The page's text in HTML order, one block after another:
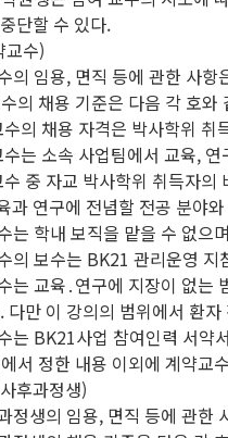
단할 수 있다.
교수)
임용, 면직 등에 관한 사항
의 채용 기준은 다음 각 호와
의 채용 자격은 박사학위
는 소속 사업팀에서 교육,
중 자교 박사학위 취득자
과 연구에 전념할 전공 분야
학내 보직을 맡을 수 없으
보수는 BK21 관리운영 지
교육․연구에 지장이 없는
다만 이 강의의 범위에서 환
BK21사업 참여인력 서약
서 정한 내용 이외에 계약교
후과정생)
생의 임용, 면직 등에 관한